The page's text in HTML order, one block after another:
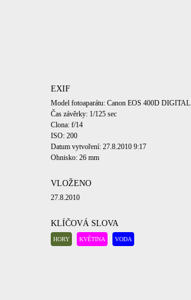
EXIF
Model fotoaparátu: Canon EOS 400D DIGITAL
Čas závěrky: 1/125 sec
Clona: f/14
ISO: 200
Datum vytvoření: 27.8.2010 9:17
Ohnisko: 26 mm
VLOŽENO
27.8.2010
KLÍČOVÁ SLOVA
HORY KVĚTINA VODA